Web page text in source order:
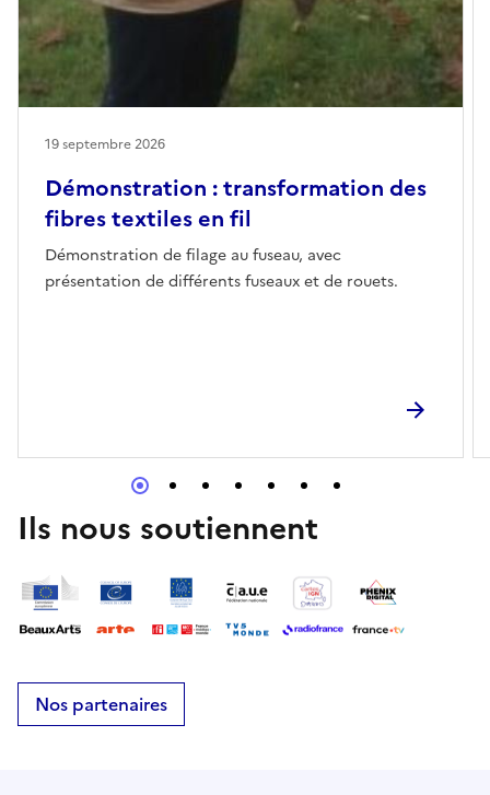
Démonstration : transformation des
fibres textiles en fil
Démonstration de filage au fuseau, avec
présentation de différents fuseaux et de rouets.
19 septembre 2026
Ils nous soutiennent
Nos partenaires